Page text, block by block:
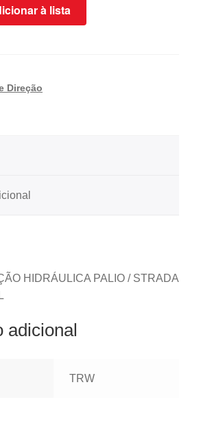
à lista
Direção
HIDRÁULICA PALIO / STRADA
adicional
TRW